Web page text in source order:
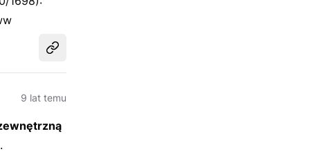
Udostępnij
9 lat temu